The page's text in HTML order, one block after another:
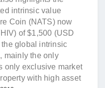
intrinsic value
Coin (NATS) now
of $1,500 (USD
global intrinsic
mainly the only
only exclusive market
with high asset